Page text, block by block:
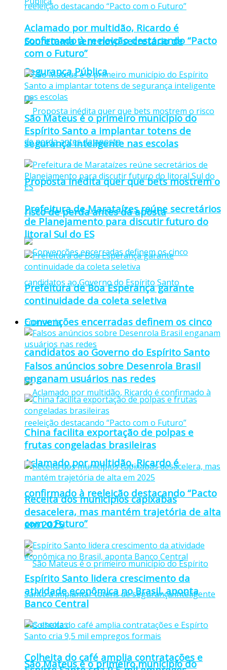
Sooretama tem novo secretário de
Segurança Pública
Proposta inédita quer que bets mostrem o
risco de perda antes da aposta
Convenções encerradas definem os cinco
candidatos ao Governo do Espírito Santo
Aclamado por multidão, Ricardo é
confirmado à reeleição destacando “Pacto
com o Futuro”
São Mateus é o primeiro município do
Aclamado por multidão, Ricardo é
confirmado à reeleição destacando “Pacto
com o Futuro”
São Mateus é o primeiro município do
Espírito Santo a implantar totens de
segurança inteligente nas escolas
Prefeitura de Marataízes reúne secretários
de Planejamento para discutir futuro do
litoral Sul do ES
Prefeitura de Boa Esperança garante
continuidade da coleta seletiva
Economia
Falsos anúncios sobre Desenrola Brasil
enganam usuários nas redes
China facilita exportação de polpas e
frutas congeladas brasileiras
Receita dos municípios capixabas
desacelera, mas mantém trajetória de alta
em 2025
Espírito Santo lidera crescimento da
atividade econômica no Brasil, aponta
Banco Central
Colheita do café amplia contratações e